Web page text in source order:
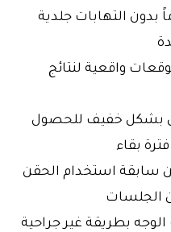
التهابات جلدية
واقعية لنتائج
بشكل خفيف للحصول
بقاء
سابقة استخدام الحقن
الجلسات
بطريقة غير جراحية